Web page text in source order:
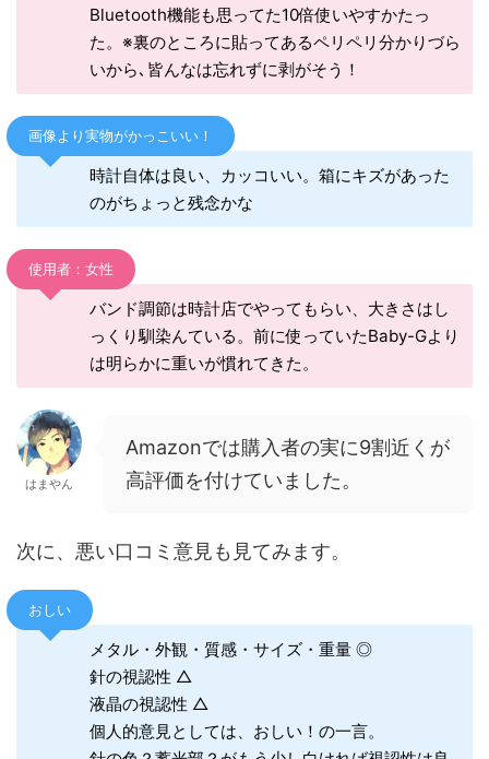
Bluetooth機能も思ってた10倍使いやすかたっ
た。※裏のところに貼ってあるペリペリ分かりづら
いから､皆んなは忘れずに剥がそう！
画像より実物がかっこいい！
時計自体は良い、カッコいい。箱にキズがあった
のがちょっと残念かな
使用者：女性
バンド調節は時計店でやってもらい、大きさはし
っくり馴染んている。前に使っていたBaby-Gより
は明らかに重いが慣れてきた。
はまやん
Amazonでは購入者の実に9割近くが
高評価を付けていました。
次に、悪い口コミ意見も見てみます。
おしい
メタル・外観・質感・サイズ・重量 ◎
針の視認性 △
液晶の視認性 △
個人的意見としては、おしい！の一言。